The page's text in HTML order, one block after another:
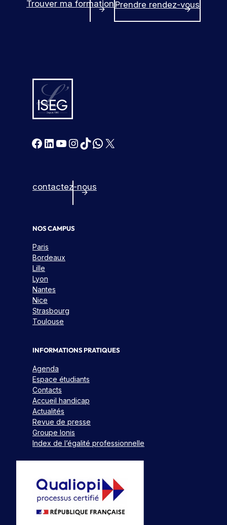
Trouver ma formation Prendre rendez-vous
Facebook LinkedIn YouTube InstagramTikTok WhatsApp X
contactez-nous
NOS CAMPUS
Paris
Bordeaux
Lille
Lyon
Nantes
Nice
Strasbourg
Toulouse
INFORMATIONS PRATIQUES
Agenda
Espace étudiants
Contacts
Accueil handicap
Actualités
Revue de presse
Groupe Ionis
Index de l’égalité professionnelle